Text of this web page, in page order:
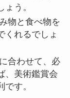
う。
物と食べ物を
くれるでしょ
合わせて、必
、美術鑑賞会
す。